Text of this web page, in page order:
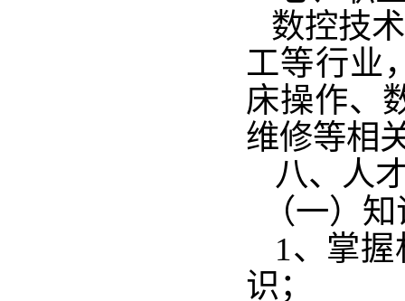
数控技
工等行业
床操作、
维修等相
八、人
（一）
1、掌
识；